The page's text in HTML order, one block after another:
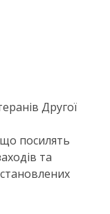
Другої
посилять
та